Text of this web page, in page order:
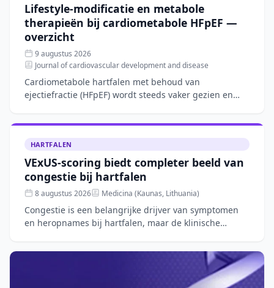
Lifestyle-modificatie en metabole
therapieën bij cardiometabole HFpEF —
overzicht
9 augustus 2026
Journal of cardiovascular development and disease
Cardiometabole hartfalen met behoud van
ejectiefractie (HFpEF) wordt steeds vaker gezien en
HARTFALEN
VExUS-scoring biedt completer beeld van
congestie bij hartfalen
8 augustus 2026 Medicina (Kaunas, Lithuania)
Congestie is een belangrijke drijver van symptomen
en heropnames bij hartfalen, maar de klinische